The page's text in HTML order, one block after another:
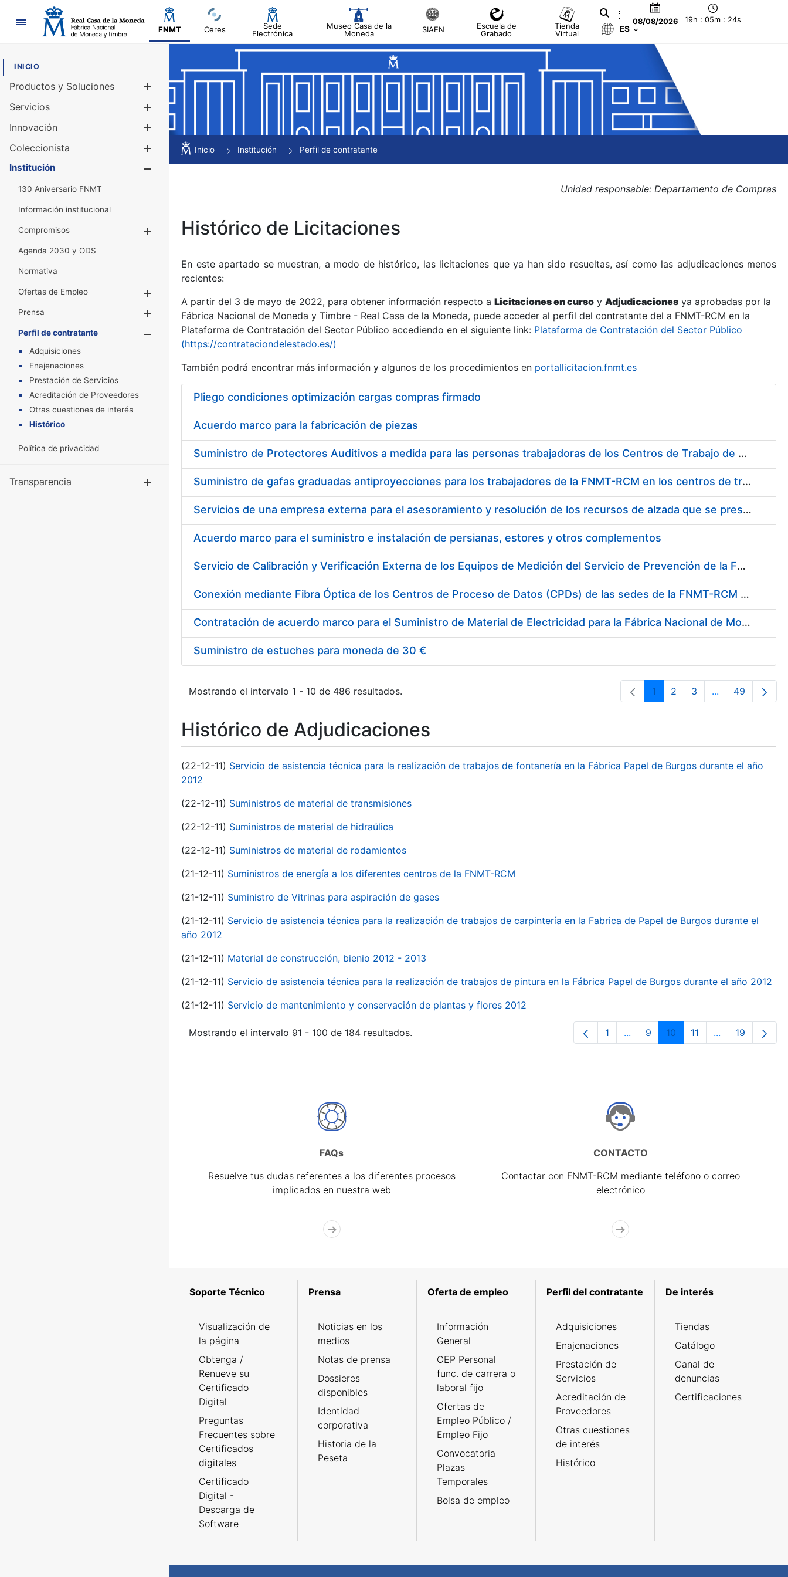
Navegación
FNMT Ceres
Sede
Electrónica
Museo Casa de la
Moneda
SIAEN
Escuela de
Grabado
Tienda
Virtual
08/08/2026 19h : 05m : 25s
ES
INICIO
Productos y Soluciones
Mostrar/Ocultar
Servicios
Innovación
Coleccionista
Mostrar/Ocultar
Institución
130 Aniversario FNMT
Información institucional
Compromisos
Mostrar/Ocultar
Agenda 2030 y ODS
Normativa
Ofertas de Empleo
Prensa
Mostrar/Ocultar
Perfil de contratante
Mostrar/Ocultar
Adquisiciones
Enajenaciones
Prestación de Servicios
Acreditación de Proveedores
Otras cuestiones de interés
Histórico
Política de privacidad
Transparencia Mostrar/Ocultar
Inicio Institución Perfil de contratante
Unidad responsable: Departamento de Compras
Histórico de Licitaciones
En este apartado se muestran, a modo de histórico, las licitaciones que ya han sido resueltas, así como las adjudicaciones menos
recientes:
A partir del 3 de mayo de 2022, para obtener información respecto a Licitaciones en curso y Adjudicaciones ya aprobadas por la
Fábrica Nacional de Moneda y Timbre - Real Casa de la Moneda, puede acceder al perfil del contratante del a FNMT-RCM en la
Plataforma de Contratación del Sector Público accediendo en el siguiente link: Plataforma de Contratación del Sector Público
(https://contrataciondelestado.es/)
También podrá encontrar más información y algunos de los procedimientos en portallicitacion.fnmt.es
Pliego condiciones optimización cargas compras firmado
Acuerdo marco para la fabricación de piezas
Suministro de Protectores Auditivos a medida para las personas trabajadoras de los Centros de Trabajo de Madrid y Burgos
Suministro de gafas graduadas antiproyecciones para los trabajadores de la FNMT-RCM en los centros de trabajo de Madrid y Burgos
Servicios de una empresa externa para el asesoramiento y resolución de los recursos de alzada que se presentan relacionados con procesos de selección para la FNMT-RCM
Acuerdo marco para el suministro e instalación de persianas, estores y otros complementos
Servicio de Calibración y Verificación Externa de los Equipos de Medición del Servicio de Prevención de la FNMT-RCM
Conexión mediante Fibra Óptica de los Centros de Proceso de Datos (CPDs) de las sedes de la FNMT-RCM de Burgos y Madrid
Contratación de acuerdo marco para el Suministro de Material de Electricidad para la Fábrica Nacional de Moneda y Timbre-Real Casa de la Moneda en su centro de trabajo de Burgos
Suministro de estuches para moneda de 30 €
Mostrando el intervalo 1 - 10 de 486 resultados. Página
1 Página
2 Página
3 ...PáginasPágina
49
Histórico de Adjudicaciones
(22-12-11) Servicio de asistencia técnica para la realización de trabajos de fontanería en la Fábrica Papel de Burgos durante el año
2012
(22-12-11) Suministros de material de transmisiones
(22-12-11) Suministros de material de hidraúlica
(22-12-11) Suministros de material de rodamientos
(21-12-11) Suministros de energía a los diferentes centros de la FNMT-RCM
(21-12-11) Suministro de Vitrinas para aspiración de gases
(21-12-11) Servicio de asistencia técnica para la realización de trabajos de carpintería en la Fabrica de Papel de Burgos durante el
año 2012
(21-12-11) Material de construcción, bienio 2012 - 2013
(21-12-11) Servicio de asistencia técnica para la realización de trabajos de pintura en la Fábrica Papel de Burgos durante el año 2012
(21-12-11) Servicio de mantenimiento y conservación de plantas y flores 2012
Mostrando el intervalo 91 - 100 de 184 resultados. Página
1 ...Páginas intermedias Use TAB para
Página
9 Página
10 Página
11 ...PáginasPágina
19
FAQs
Resuelve tus dudas referentes a los diferentes procesos
implicados en nuestra web
CONTACTO
Contactar con FNMT-RCM mediante teléfono o correo
electrónico
Soporte Técnico
Visualización de
la página
Obtenga /
Renueve su
Certificado
Digital
Preguntas
Frecuentes sobre
Certificados
digitales
Certificado
Digital -
Descarga de
Software
Prensa
Noticias en los
medios
Notas de prensa
Dossieres
disponibles
Identidad
corporativa
Historia de la
Peseta
Oferta de empleo
Información
General
OEP Personal
func. de carrera o
laboral fijo
Ofertas de
Empleo Público /
Empleo Fijo
Convocatoria
Plazas
Temporales
Bolsa de empleo
Perfil del contratante
Adquisiciones
Enajenaciones
Prestación de
Servicios
Acreditación de
Proveedores
Otras cuestiones
de interés
Histórico
De interés
Tiendas
Catálogo
Canal de
denuncias
Certificaciones